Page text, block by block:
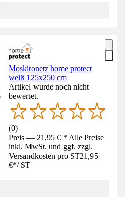
Moskitonetz home protect
weiß 125x250 cm
Artikel wurde noch nicht
bewertet.
(0)
Preis — 21,95 € * Alle Preise
inkl. MwSt. und ggf. zzgl.
Versandkosten pro ST21,95
€*/ ST